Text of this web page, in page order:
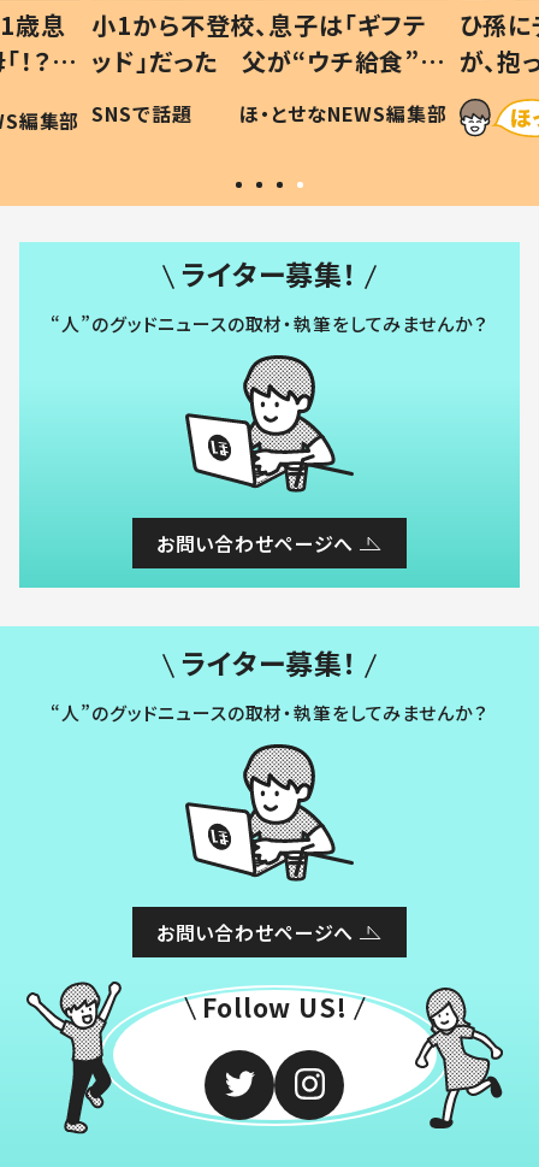
歳息
？」
編集部
小1から不登校、息子は「ギフテ
ッド」だった 父が“ウチ給食”を
作り続ける理由とは #令和の親
#令和の子
SNSで話題 ほ・とせなNEWS編集部
ひ孫
が、
「涙が
い」
ライター募集！
“人”のグッドニュースの取材・執筆をしてみませんか？
お問い合わせページへ
ライター募集！
“人”のグッドニュースの取材・執筆をしてみませんか？
お問い合わせページへ
Follow US!